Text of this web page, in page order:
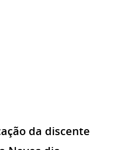
da discente